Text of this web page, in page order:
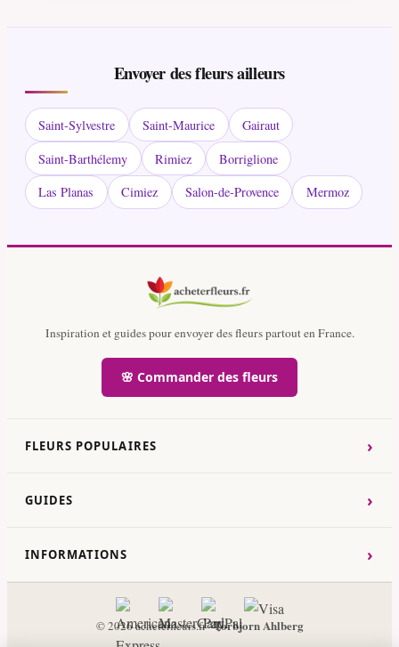
Envoyer des fleurs ailleurs
Saint-Sylvestre Saint-Maurice
Gairaut
Saint-Barthélemy
Rimiez
Borriglione
Las Planas
Cimiez Salon-de-Provence Mermoz
Inspiration et guides pour envoyer des fleurs partout en France.
🌸 Commander des fleurs
FLEURS POPULAIRES ›
GUIDES ›
INFORMATIONS ›
© 2026 acheterfleurs.fr ·Torbjorn Ahlberg